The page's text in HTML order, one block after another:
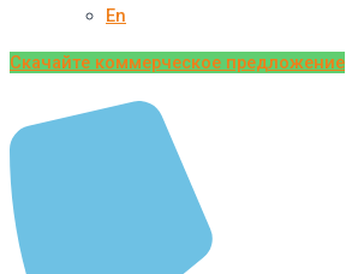
En
Скачайте коммерческое предложение